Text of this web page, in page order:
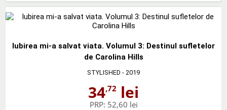
Iubirea mi-a salvat viata. Volumul 3: Destinul sufletelor
de Carolina Hills
STYLISHED - 2019
34,72 lei
PRP: 52,60 lei